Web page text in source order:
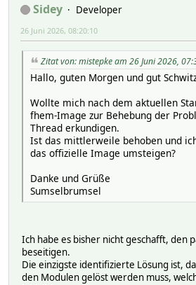
Sidey
Developer
26 Juni 2026, 08:20:10
Zitat von: mistepke am 26 Juni 2026,
Hallo, guten Morgen und gut
Wollte mich nach dem aktuellen
fhem-Image zur Behebung der
Thread erkundigen.
Ist das mittlerweile behoben und
das offizielle Image umsteigen?
Danke und Grüße
Sumselbrumsel
Ich habe es bisher nicht geschafft, den
beseitigen.
Die einzigste identifizierte Lösung ist,
den Modulen gelöst werden muss,